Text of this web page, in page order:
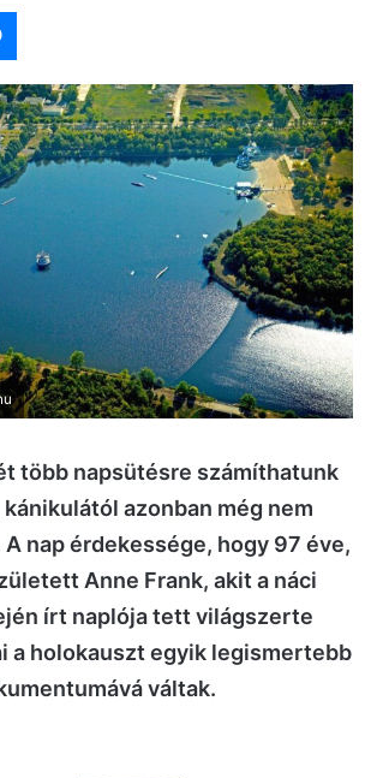
Messenger
több napsütésre számíthatunk
azonban még nem
nap érdekessége, hogy 97 éve,
Anne Frank, akit a náci
írt naplója tett világszerte
a holokauszt egyik legismertebb
váltak.